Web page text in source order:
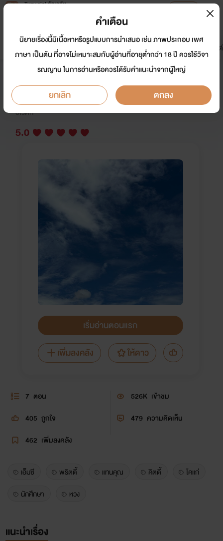
Tunwalai ธัญวลัย
หน้าแรก นิยาย อีบุ๊ก การ์ตูน
มาใหม่
ดรีมแชท ธัญลิสต์
เส้นทางของความรัก
นักเขียน: เค้กมัฟฟิ่นn
อีโรติก
5.0
เริ่มอ่านตอนแรก
เพิ่มลงคลัง
ให้ดาว
7 ตอน 526K เข้าชม
405 ถูกใจ 479 ความคิดเห็น
462 เพิ่มลงคลัง
เอ็มซี พริตตี้ แทนคุณ คิตตี้
โคแก่
นักศึกษา
หวง
แนะนำเรื่อง
คำเตือน
นิยายเรื่องนี้มีเนื้อหาหรือรูปแบบการนำเสนอ เช่น ภาพประกอบ เพศ
ภาษา เป็นต้น ที่อาจไม่เหมาะสมกับผู้อ่านที่อายุต่ำกว่า 18 ปี ควรใช้วิจา
รณญาน ในการอ่านหรือควรได้รับคำแนะนำจากผู้ใหญ่
ยกเลิก ตกลง